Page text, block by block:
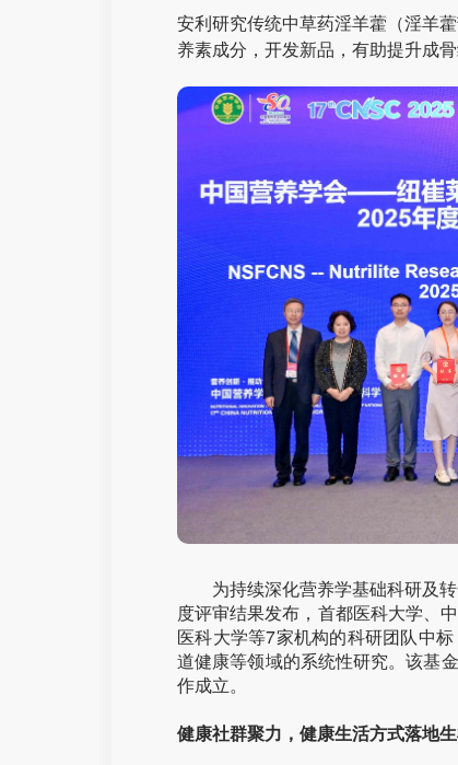
安利研究传统中草药淫羊藿（淫羊
养素成分，开发新品，有助提升成
为持续深化营养学基础科研及
度评审结果发布，首都医科大学、
医科大学等7家机构的科研团队中
道健康等领域的系统性研究。该基
作成立。
健康社群聚力，健康生活方式落地